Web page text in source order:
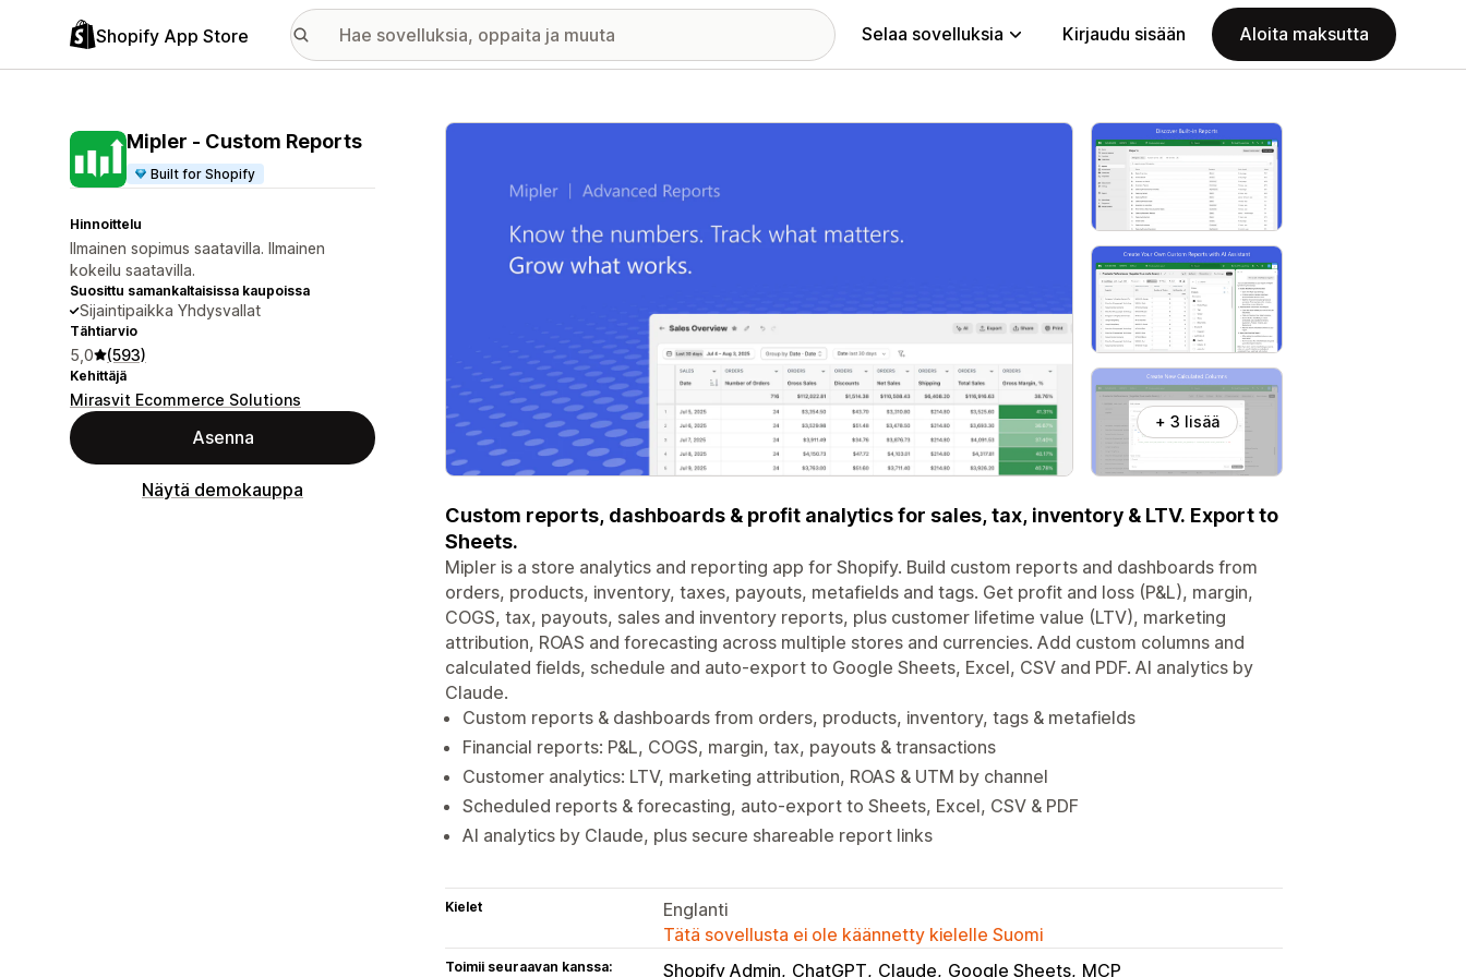
Shopify App Store Selaa sovelluksia Kirjaudu sisään Aloita maksutta
Mipler ‑ Custom Reports
Built for Shopify
Hinnoittelu
Ilmainen sopimus saatavilla. Ilmainen
kokeilu saatavilla.
Suosittu samankaltaisissa kaupoissa
Sijaintipaikka Yhdysvallat
Tähtiarvio
5,0 (593)
Kehittäjä
Mirasvit Ecommerce Solutions
Asenna
Näytä demokauppa
Esittelykuvagalleria
+ 3 lisää
Custom reports, dashboards & profit analytics for sales, tax, inventory & LTV. Export to
Sheets.
Mipler is a store analytics and reporting app for Shopify. Build custom reports and dashboards from
orders, products, inventory, taxes, payouts, metafields and tags. Get profit and loss (P&L), margin,
COGS, tax, payouts, sales and inventory reports, plus customer lifetime value (LTV), marketing
attribution, ROAS and forecasting across multiple stores and currencies. Add custom columns and
calculated fields, schedule and auto-export to Google Sheets, Excel, CSV and PDF. AI analytics by
Claude.
Custom reports & dashboards from orders, products, inventory, tags & metafields
Financial reports: P&L, COGS, margin, tax, payouts & transactions
Customer analytics: LTV, marketing attribution, ROAS & UTM by channel
Scheduled reports & forecasting, auto-export to Sheets, Excel, CSV & PDF
AI analytics by Claude, plus secure shareable report links
Kielet
Englanti
Tätä sovellusta ei ole käännetty kielelle Suomi
Toimii seuraavan kanssa: Shopify Admin ChatGPT Claude Google Sheets MCP